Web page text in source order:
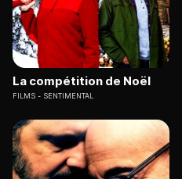
La compétition de Noël
FILMS SENTIMENTAL